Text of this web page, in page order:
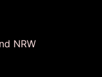
NRW